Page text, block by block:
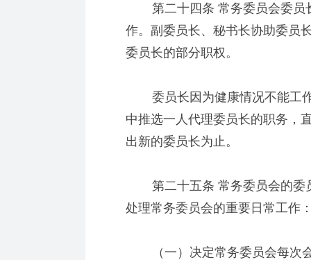
第二十四条 常务委员会委员
作。副委员长、秘书长协助委员
委员长的部分职权。
委员长因为健康情况不能工作
中推选一人代理委员长的职务，
出新的委员长为止。
第二十五条 常务委员会的委
处理常务委员会的重要日常工作
（一）决定常务委员会每次会